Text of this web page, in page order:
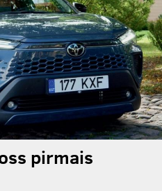
pirmais